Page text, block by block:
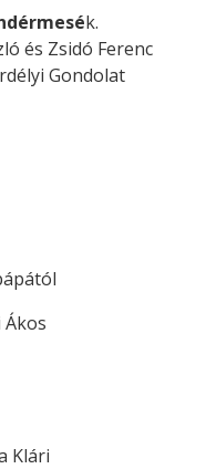
k.
és Zsidó Ferenc
Gondolat
Ákos
Klári